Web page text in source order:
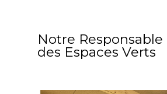
Notre Responsable
des